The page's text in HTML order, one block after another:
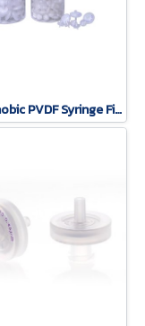
Hydrophobic PVDF Syringe Filter; Φ25mm*0.22um, 100 pcs/pack